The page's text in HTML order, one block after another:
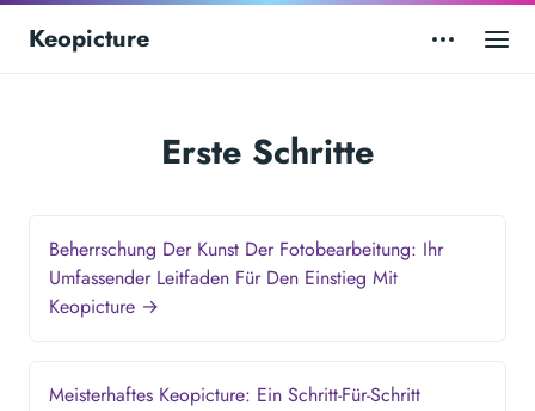
Keopicture
Erste Schritte
Beherrschung Der Kunst Der Fotobearbeitung: Ihr
Umfassender Leitfaden Für Den Einstieg Mit
Keopicture →
Meisterhaftes Keopicture: Ein Schritt-Für-Schritt